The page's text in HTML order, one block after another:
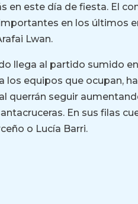
en este día de fiesta. El
en los últimos
Lwan.
llega al partido sumido
los equipos que ocupan,
querrán seguir
En sus filas
o Lucía Barri.